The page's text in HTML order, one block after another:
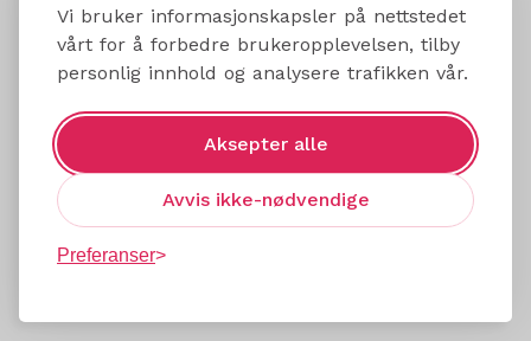
Vi bruker informasjonskapsler på nettstedet
vårt for å forbedre brukeropplevelsen, tilby
personlig innhold og analysere trafikken vår.
Aksepter alle
Avvis ikke-nødvendige
Preferanser